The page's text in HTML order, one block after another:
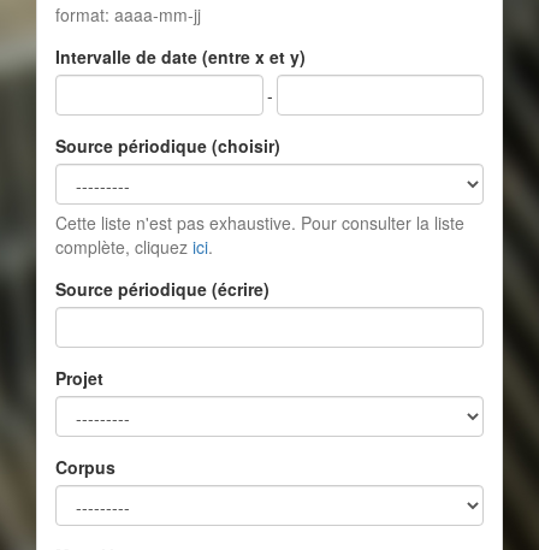
format: aaaa-mm-jj
Intervalle de date (entre x et y)
-
Source périodique (choisir)
Cette liste n'est pas exhaustive. Pour consulter la liste
complète, cliquez ici.
Source périodique (écrire)
Projet
Corpus